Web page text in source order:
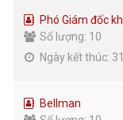
Phó Giám đốc
Số lượng: 10
Ngày kết thúc:
Bellman